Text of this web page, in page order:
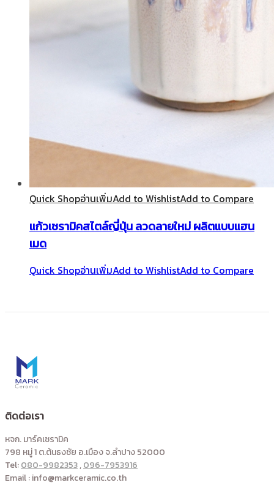
Quick Shopอ่านเพิ่มAdd to WishlistAdd to Compare
แก้วเซรามิคสไตล์ญี่ปุ่น ลวดลายใหม่ ผลิตแบบแฮน
เมด
Quick Shopอ่านเพิ่มAdd to WishlistAdd to Compare
ติดต่อเรา
หจก. มาร์คเซรามิค
798 หมู่ 1 ต.ต้นธงชัย อ.เมือง จ.ลำปาง 52000
Tel:080-9982353,096-7953916
Email : info@markceramic.co.th